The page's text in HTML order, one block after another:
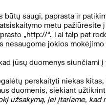
saugi, paprasta ir
metu pažiūrėsite
„http://“. Tai taip pat
jokios
jūsų duomenys siunčiami
perskaityti niekas
duomenis, siekiant
užsakymą, jei įtariame,